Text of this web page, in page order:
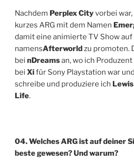
Nachdem Perplex Cityvorbei
kurzes ARG mit dem Namen
damit eine animierte TV Show auf
namensAfterworld zu promoten.
bei nDreamsan, wo ich
bei Xifür Sony Playstation war
schreibe und produziere ich
Life.
04. Welches ARG ist auf deiner
beste gewesen? Und warum?